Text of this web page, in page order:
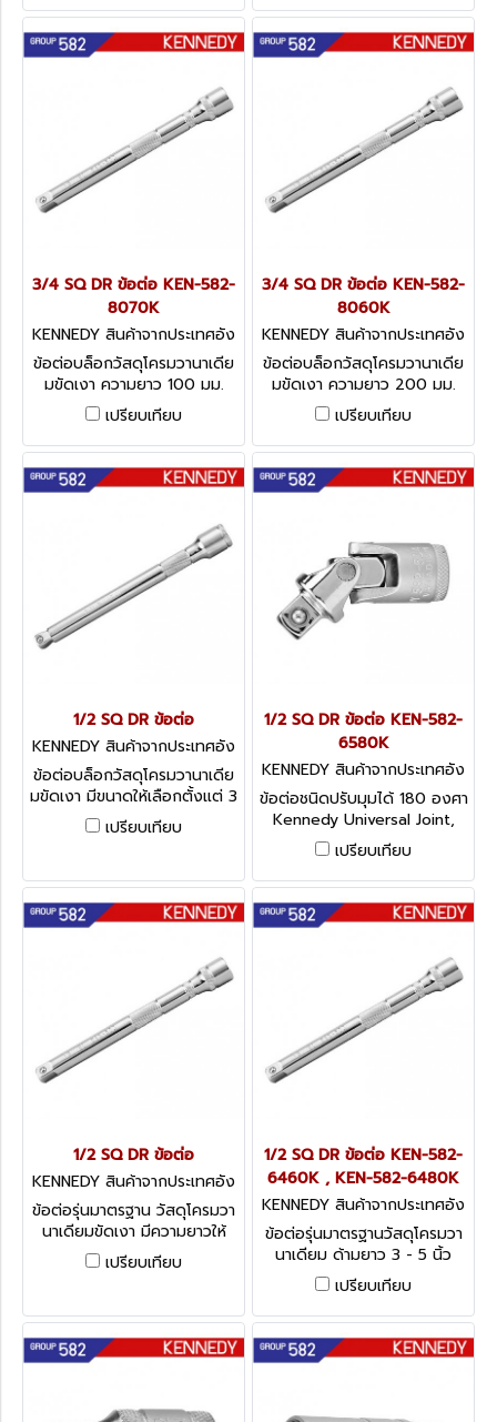
3/4 SQ DR ข้อต่อ KEN-582-
8070K
KENNEDY สินค้าจากประเทศอัง
กฤษ-1
ข้อต่อบล็อกวัสดุโครมวานาเดีย
มขัดเงา ความยาว 100 มม.
Kennedy Extension Bars,
3/4
เปรียบเทียบ
3/4 SQ DR ข้อต่อ KEN-582-
8060K
KENNEDY สินค้าจากประเทศอัง
กฤษ-1
ข้อต่อบล็อกวัสดุโครมวานาเดีย
มขัดเงา ความยาว 200 มม.
Kennedy Extension Bars,
3/4
เปรียบเทียบ
1/2 SQ DR ข้อต่อ
KENNEDY สินค้าจากประเทศอัง
กฤษ-1
ข้อต่อบล็อกวัสดุโครมวานาเดีย
มขัดเงา มีขนาดให้เลือกตั้งแต่ 3
- 10 นิ้ว Kennedy Extension
Bars, 1/2 - Wobble
เปรียบเทียบ
1/2 SQ DR ข้อต่อ KEN-582-
6580K
KENNEDY สินค้าจากประเทศอัง
กฤษ-1
ข้อต่อชนิดปรับมุมได้ 180 องศา
Kennedy Universal Joint,
1/2
เปรียบเทียบ
1/2 SQ DR ข้อต่อ
KENNEDY สินค้าจากประเทศอัง
กฤษ-1
ข้อต่อรุ่นมาตรฐาน วัสดุโครมวา
นาเดียมขัดเงา มีความยาวให้
เลือกตั้งแต่ 10 - 18 นิ้ว
Kennedy Extension Bars,
เปรียบเทียบ
1/2 SQ DR ข้อต่อ KEN-582-
6460K , KEN-582-6480K
KENNEDY สินค้าจากประเทศอัง
กฤษ-1
ข้อต่อรุ่นมาตรฐานวัสดุโครมวา
นาเดียม ด้ามยาว 3 - 5 นิ้ว
Kennedy Extension Bars,
1/2 - Standard
เปรียบเทียบ